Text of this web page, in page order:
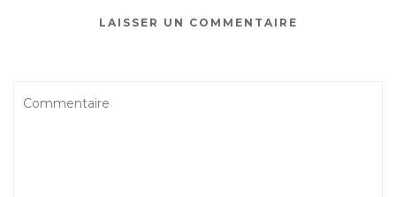
LAISSER UN COMMENTAIRE